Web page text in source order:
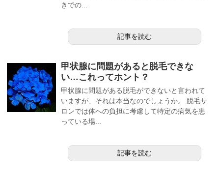
きでの...
記事を読む
甲状腺に問題があると脱毛できな
い…これってホント？
甲状腺に問題がある脱毛ができないと言われて
いますが、それは本当なのでしょうか。 脱毛サ
ロンでは体への負担に考慮して特定の病気を患
っている場...
記事を読む